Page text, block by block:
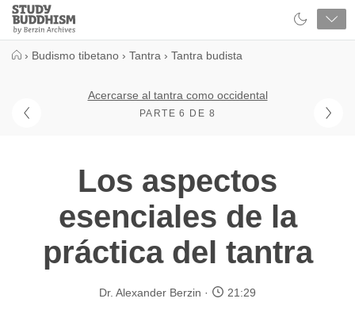
Close
Study
Buddhism
› Budismo tibetano › Tantra › Tantra budista
Acercarse al tantra como occidental
PARTE 6 DE 8
Los aspectos
esenciales de la
práctica del tantra
Dr. Alexander Berzin 21:29